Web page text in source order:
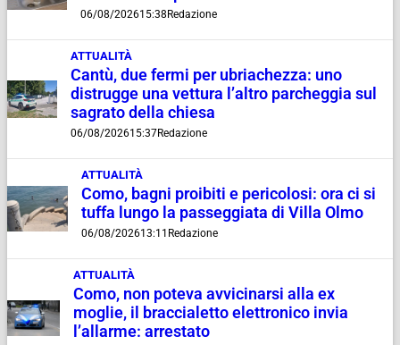
06/08/202615:38 Redazione
ATTUALITÀ
Cantù, due fermi per ubriachezza: uno
distrugge una vettura l’altro parcheggia sul
sagrato della chiesa
06/08/202615:37Redazione
ATTUALITÀ
Como, bagni proibiti e pericolosi: ora ci si
tuffa lungo la passeggiata di Villa Olmo
06/08/202613:11 Redazione
ATTUALITÀ
Como, non poteva avvicinarsi alla ex
moglie, il braccialetto elettronico invia
l’allarme: arrestato